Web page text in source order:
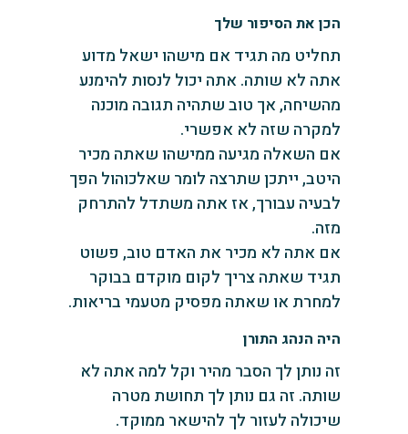
הכן את הסיפור שלך
תחליט מה תגיד אם מישהו ישאל מדוע
אתה לא שותה. אתה יכול לנסות להימנע
מהשיחה, אך טוב שתהיה תגובה מוכנה
למקרה שזה לא אפשרי.
אם השאלה מגיעה ממישהו שאתה מכיר
היטב, ייתכן שתרצה לומר שאלכוהול הפך
לבעיה עבורך, אז אתה משתדל להתרחק
מזה.
אם אתה לא מכיר את האדם טוב, פשוט
תגיד שאתה צריך לקום מוקדם בבוקר
למחרת או שאתה מפסיק מטעמי בריאות.
היה הנהג התורן
זה נותן לך הסבר מהיר וקל למה אתה לא
שותה. זה גם נותן לך תחושת מטרה
שיכולה לעזור לך להישאר ממוקד.